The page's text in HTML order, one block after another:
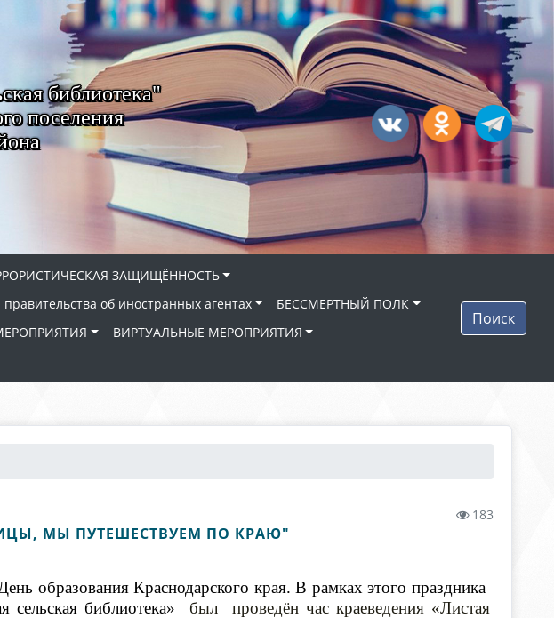
библиотека"
поселения
ЗАЩИЩЁННОСТЬ
об иностранных агентах
БЕССМЕРТНЫЙ ПОЛК
ВИРТУАЛЬНЫЕ МЕРОПРИЯТИЯ
Поиск
183
МЫ ПУТЕШЕСТВУЕМ ПО КРАЮ"
образования Краснодарского края. В рамках этого праздника
библиотека»
был проведён час краеведения «Листая